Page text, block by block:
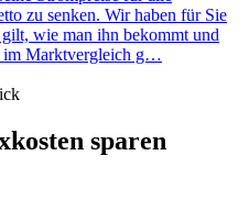
zu senken. Wir haben für Sie
wie man ihn bekommt und
im Marktvergleich g…
sparen